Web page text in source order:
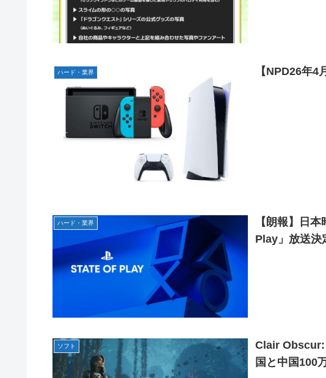
24h16.3万でぶっちぎりですよ笑
焦げだらけの業務用鉄板が水と蒸気で鏡のようにピカピカに「味が全部
YAC卒業の日
【NMB48】坂下真心期待できそう
賀喜遥香 ｢さくちゃんはちいかわ｣ 遠藤さくら ｢かっきーはハチワレ｣【
ハード・業界 【NPD26年
ハード・業界
【朗報】日
Play」放送決
ソフト
Clair Obscur:
国と中国100